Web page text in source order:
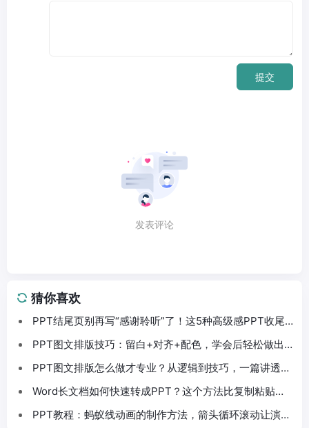
提交
发表评论
猜你喜欢
PPT结尾页别再写“感谢聆听”了！这5种高级感PPT收尾
PPT图文排版技巧：留白+对齐+配色，学会后轻松做出
PPT图文排版怎么做才专业？从逻辑到技巧，一篇讲透
Word长文档如何快速转成PPT？这个方法比复制粘贴快
PPT教程：蚂蚁线动画的制作方法，箭头循环滚动让演示